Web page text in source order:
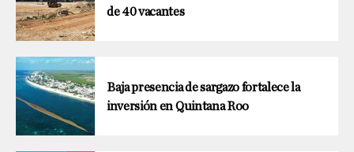
de 40 vacantes
Baja presencia de sargazo fortalece la
inversión en Quintana Roo